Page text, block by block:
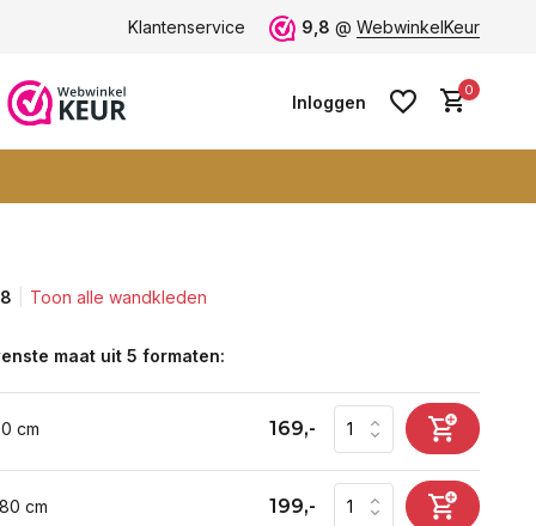
altijd een passende maat Vele blije klanten -
Klantenservice 9,8 @ WebwinkelKeur
Inloggen
0
Toon alle wandkleden
maat uit 5 formaten:
cm 169,-
cm 199,-